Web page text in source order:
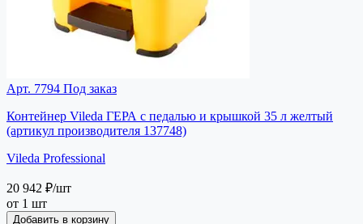
Арт. 7794 Под заказ
Контейнер Vileda ГЕРА с педалью и крышкой 35 л желтый
(артикул производителя 137748)
Vileda Professional
20 942 ₽/шт
от 1 шт
Добавить в корзину